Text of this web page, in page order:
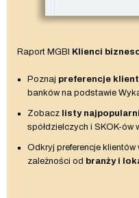
Raport MGBI Klienci
Poznaj preferencje
banków na podstawie
Zobacz listy
spółdzielczych i SKOK-ów
Odkryj preferencje
zależności od branży i